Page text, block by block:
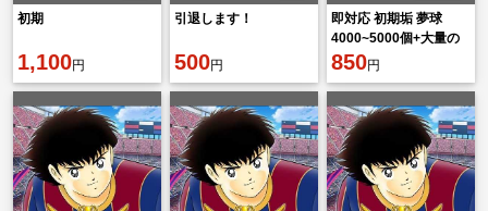
初期
1,100円
引退します！
500円
即対応 初期垢 夢球
4000~5000個+大量の
リソース！
850円